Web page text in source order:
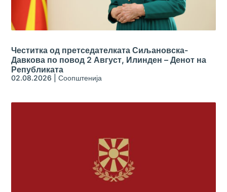
Честитка од претседателката Сиљановска-
Давкова по повод 2 Август, Илинден – Денот на
Републиката
02.08.2026 |Соопштенија